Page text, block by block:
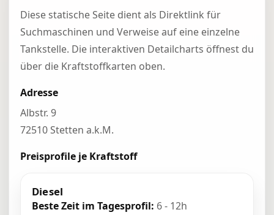
Diese statische Seite dient als Direktlink für
Suchmaschinen und Verweise auf eine einzelne
Tankstelle. Die interaktiven Detailcharts öffnest du
über die Kraftstoffkarten oben.
Adresse
Albstr. 9
72510 Stetten a.k.M.
Preisprofile je Kraftstoff
Diesel
Beste Zeit im Tagesprofil: 6 - 12h